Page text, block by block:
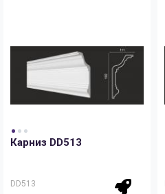
Карниз DD513
DD513